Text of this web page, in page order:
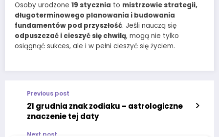
Osoby urodzone 19 stycznia to mistrzowie strategii,
długoterminowego planowania i budowania
fundamentów pod przyszłość. Jeśli nauczą się
odpuszczać i cieszyć się chwilą, mogą nie tylko
osiągnąć sukces, ale i w pełni cieszyć się życiem.
Previous post
21 grudnia znak zodiaku – astrologiczne
znaczenie tej daty
Next post